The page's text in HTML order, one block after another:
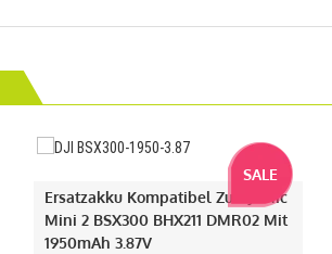
SALE
Ersatzakku Kompatibel Zu DJI Mic
Mini 2 BSX300 BHX211 DMR02 Mit
1950mAh 3.87V